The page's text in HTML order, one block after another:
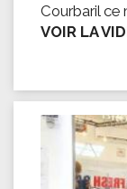
Courbaril ce
VOIR LA